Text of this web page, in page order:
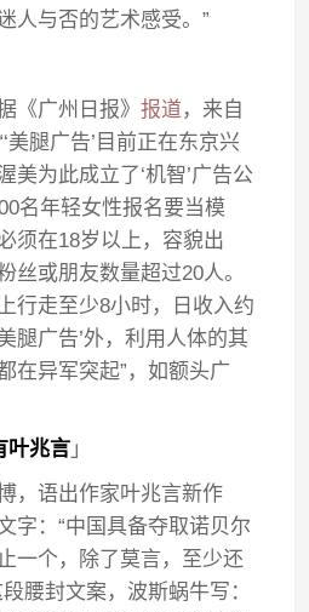
人与否的艺术感受。”
《广州日报》报道 ，来自
美腿广告’目前正在东京兴
美为此成立了‘机智’广告公
名年轻女性报名要当模
在18岁以上，容貌出
丝或朋友数量超过20人。
行走至少8小时，日收入约
腿广告’外，利用人体的其
在异军突起”，如额头广
叶兆言 」
，语出作家叶兆言新作
字：“中国具备夺取诺贝尔
一个，除了莫言，至少还
腰封文案，波斯蜗牛写：